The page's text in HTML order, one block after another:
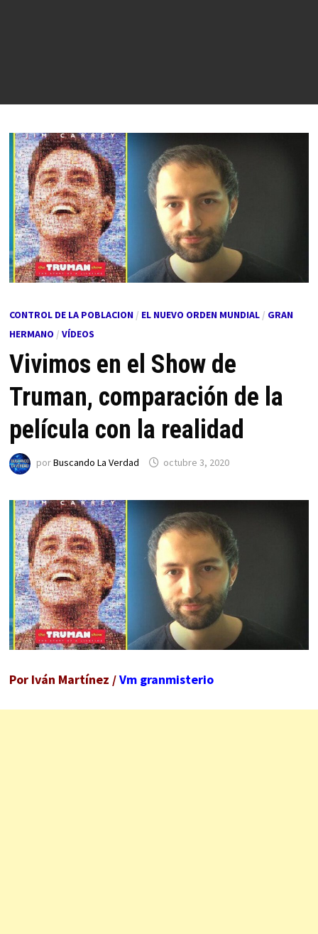
CONTROL DE LA POBLACION/ EL NUEVO ORDEN MUNDIAL/ GRAN
HERMANO / VÍDEOS
Vivimos en el Show de
Truman, comparación de la
película con la realidad
porBuscando La Verdad octubre 3, 2020
Por Iván Martínez /Vm granmisterio